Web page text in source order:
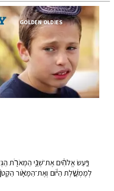
GOLDEN OLDIES
וַיַּ֣עַשׂ אֱלֹהִ֔ים אֶת־שְׁנֵ֥י הַמְּאֹרֹ֖ת
לְמֶמְשֶׁ֣לֶת הַיֹּ֔ום וְאֶת־הַמָּאֹ֤ור